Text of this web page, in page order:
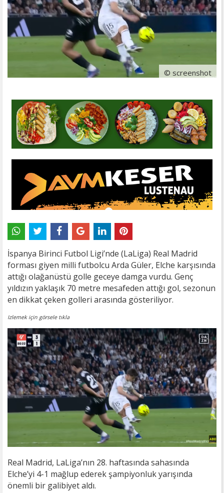
© screenshot
İspanya Birinci Futbol Ligi’nde (LaLiga) Real Madrid
forması giyen milli futbolcu Arda Güler, Elche karşısında
attığı olağanüstü golle geceye damga vurdu. Genç
yıldızın yaklaşık 70 metre mesafeden attığı gol, sezonun
en dikkat çeken golleri arasında gösteriliyor.
Izlemek için görsele tıkla
Real Madrid, LaLiga’nın 28. haftasında sahasında
Elche’yi 4-1 mağlup ederek şampiyonluk yarışında
önemli bir galibiyet aldı.